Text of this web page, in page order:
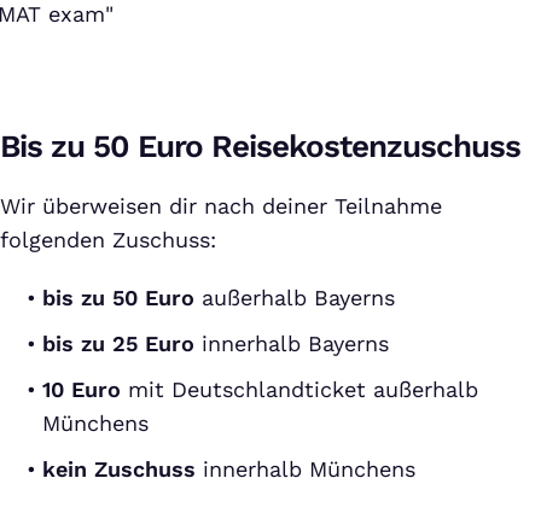
exam"
Bis zu 50 Euro Reisekostenzuschuss
Wir überweisen dir nach deiner Teilnahme
folgenden Zuschuss:
bis zu 50 Euro außerhalb Bayerns
bis zu 25 Euro innerhalb Bayerns
10 Euro mit Deutschlandticket außerhalb
Münchens
kein Zuschuss innerhalb Münchens